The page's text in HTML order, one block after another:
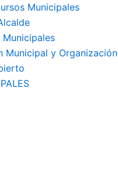
Municipales
Municipales
Municipal y Organización